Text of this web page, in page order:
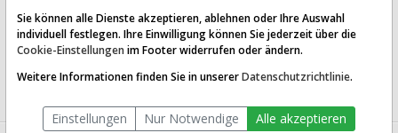
Website:
Sektor:
Financial Services / Banks - Regional
8.01 Mrd. USD
Anzahl
553,069,120
Sie können alle Dienste akzeptieren, ablehnen oder Ihre Auswahl
individuell festlegen. Ihre Einwilligung können Sie jederzeit über die
Cookie-Einstellungen im Footer widerrufen oder ändern.
Weitere Informationen finden Sie in unsererDatenschutzrichtlinie.
Einstellungen Nur Notwendige Alle akzeptieren